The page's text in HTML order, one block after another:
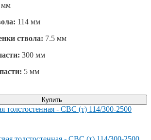
мм
114 мм
ствола: 7.5 мм
300 мм
5 мм
Купить
толстостенная - СВС (т) 114/300-2500